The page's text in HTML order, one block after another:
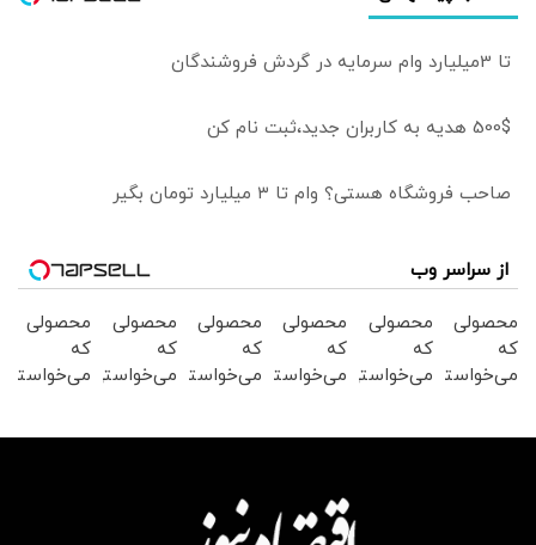
تا 3میلیارد وام سرمایه در گردش فروشندگان
500$ هدیه به کاربران جدید،ثبت نام کن
صاحب فروشگاه هستی؟ وام تا ۳ میلیارد تومان بگیر
از سراسر وب
محصولی
که
می‌خواستی
محصولی
که
می‌خواستی
محصولی
که
می‌خواستی
بخر !
محصولی
که
می‌خواستی
بخر !
محصولی
که
می‌خواستی
محصولی
که
می‌خواستی